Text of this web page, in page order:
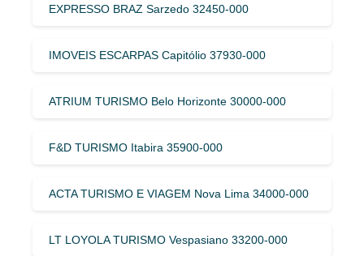
EXPRESSO BRAZ Sarzedo 32450-000
IMOVEIS ESCARPAS Capitólio 37930-000
ATRIUM TURISMO Belo Horizonte 30000-000
F&D TURISMO Itabira 35900-000
ACTA TURISMO E VIAGEM Nova Lima 34000-000
LT LOYOLA TURISMO Vespasiano 33200-000